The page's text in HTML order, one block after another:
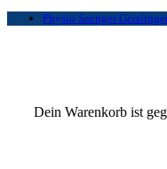
Physio Saenger
Dein Warenkorb ist